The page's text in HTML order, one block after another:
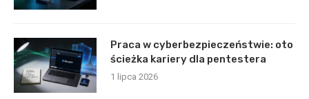
Praca w cyberbezpieczeństwie: oto
ścieżka kariery dla pentestera
1 lipca 2026